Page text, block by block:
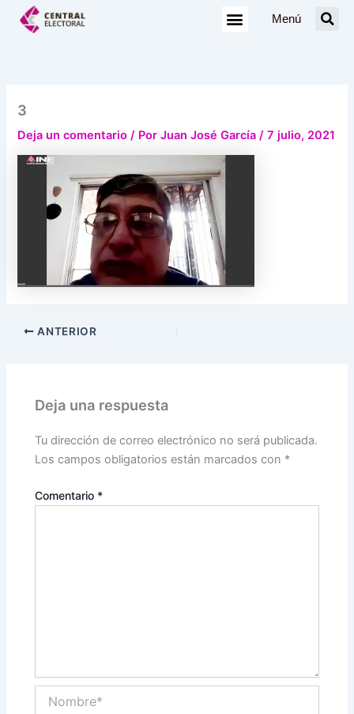
Menú
3
Deja un comentario / PorJuan José García/7 julio, 2021
ANTERIOR
Deja una respuesta
Tu dirección de correo electrónico no será publicada.
Los campos obligatorios están marcados con *
Comentario *